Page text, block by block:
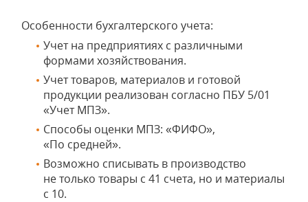
Особенности бухгалтерского учета:
Учет на предприятиях с различными
формами хозяйствования.
Учет товаров, материалов и готовой
продукции реализован согласно ПБУ 5/01
«Учет МПЗ».
Способы оценки МПЗ: «ФИФО»,
«По средней».
Возможно списывать в производство
не только товары с 41 счета, но и материалы
с 10.